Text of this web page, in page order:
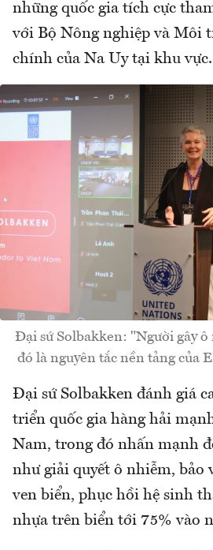
những quốc gia tích cực
với Bộ Nông nghiệp và Môi
chính của Na Uy tại khu vực.
Đại sứ Solbakken: "Người gây
đó là nguyên tắc nền tảng của
Đại sứ Solbakken đánh giá
triển quốc gia hàng hải
Nam, trong đó nhấn mạnh
như giải quyết ô nhiễm, bảo
ven biển, phục hồi hệ sinh
nhựa trên biển tới 75% vào